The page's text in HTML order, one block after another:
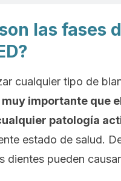
las fases
cualquier tipo de
muy importante que
patología
estado de salud.
dientes pueden